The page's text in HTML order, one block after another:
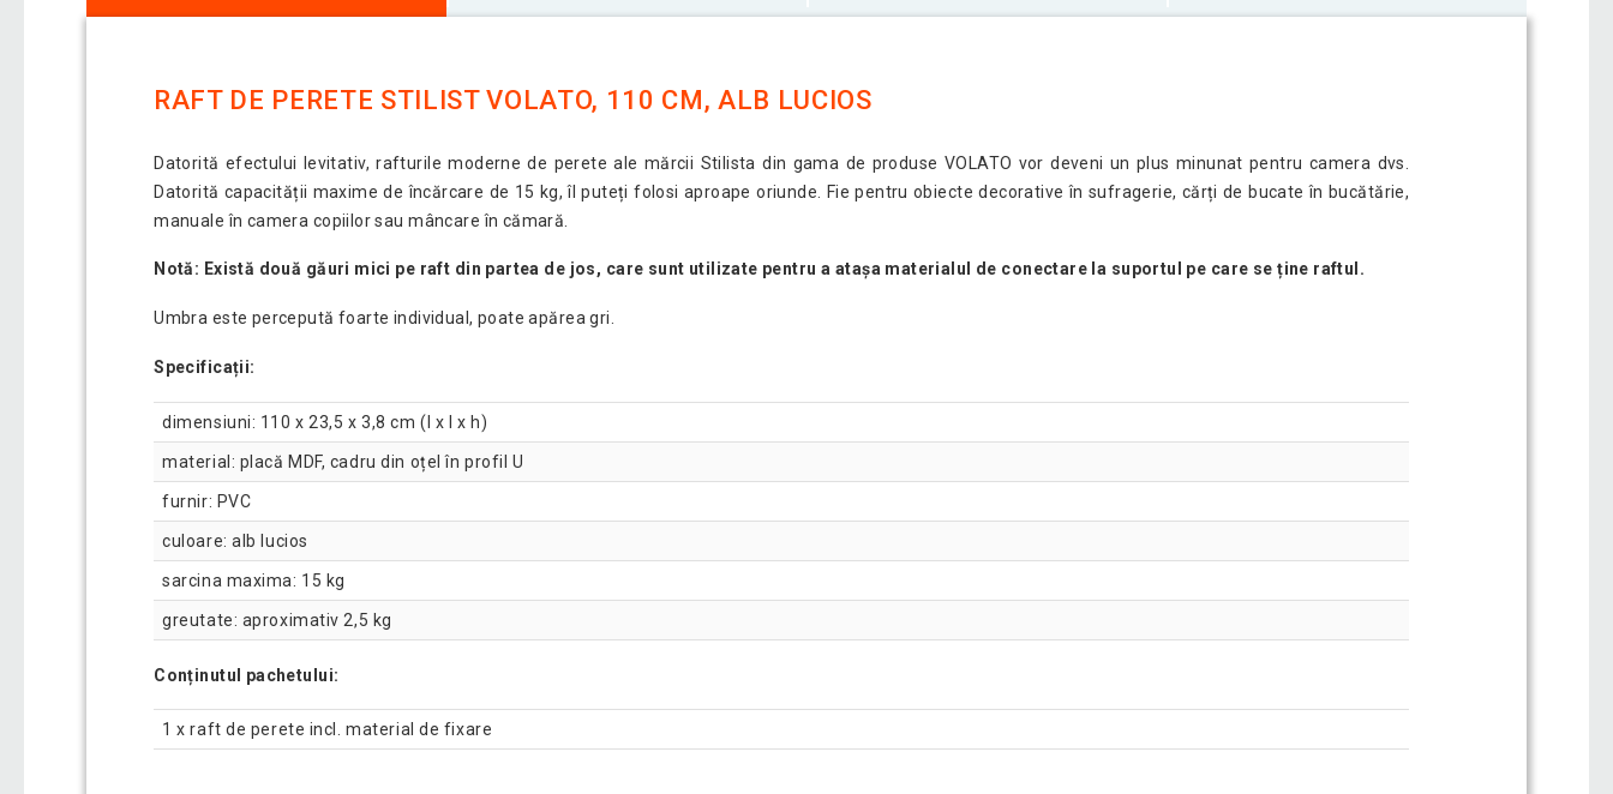
Raft de perete Stilist Volato, 90 cm, alb lucios 140,18 Lei
RAFT DE PERETE STILIST VOLATO, 110 CM, ALB LUCIOS
Datorită efectului levitativ, rafturile moderne de perete ale mărcii Stilista din gama de produse VOLATO vor deveni un plus minunat pentru camera dvs.
Datorită capacității maxime de încărcare de 15 kg, îl puteți folosi aproape oriunde. Fie pentru obiecte decorative în sufragerie, cărți de bucate în bucătărie,
manuale în camera copiilor sau mâncare în cămară.
Notă: Există două găuri mici pe raft din partea de jos, care sunt utilizate pentru a atașa materialul de conectare la suportul pe care se ține raftul.
Umbra este percepută foarte individual, poate apărea gri.
Specificații:
dimensiuni: 110 x 23,5 x 3,8 cm (l x l x h)
material: placă MDF, cadru din oțel în profil U
furnir: PVC
culoare: alb lucios
sarcina maxima: 15 kg
greutate: aproximativ 2,5 kg
Conținutul pachetului:
1 x raft de perete incl. material de fixare